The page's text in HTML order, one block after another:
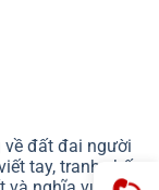
về đất đai người
tay, tranh chấp